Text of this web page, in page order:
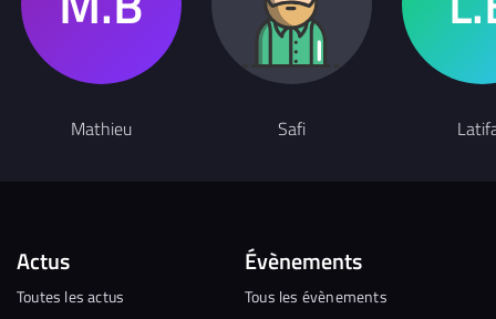
Mathieu Safi
Actus
Toutes les actus
Évènements
Tous les évènements